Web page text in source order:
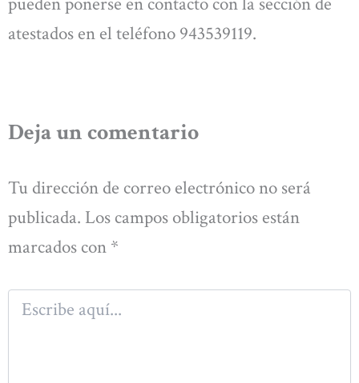
atestados en el teléfono 943539119.
Deja un comentario
Tu dirección de correo electrónico no será
publicada. Los campos obligatorios están
marcados con *
Escribe
aquí...